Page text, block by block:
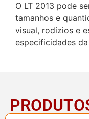
O LT 2013 pode
tamanhos e
visual, rodízios e
especificidades